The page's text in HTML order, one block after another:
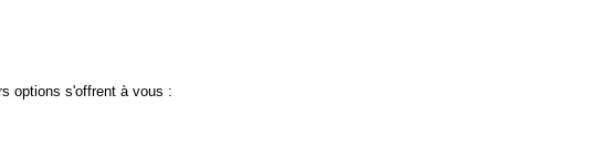
options s'offrent à vous :